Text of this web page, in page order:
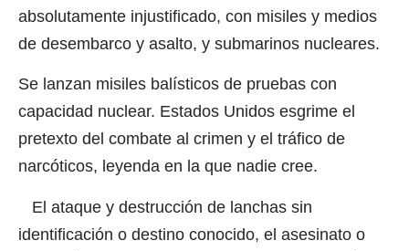
absolutamente injustificado, con misiles y medios
de desembarco y asalto, y submarinos nucleares.
Se lanzan misiles balísticos de pruebas con
capacidad nuclear. Estados Unidos esgrime el
pretexto del combate al crimen y el tráfico de
narcóticos, leyenda en la que nadie cree.
El ataque y destrucción de lanchas sin
identificación o destino conocido, el asesinato o